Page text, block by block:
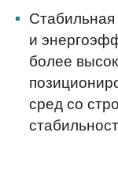
Стабильная
и
более
сред со